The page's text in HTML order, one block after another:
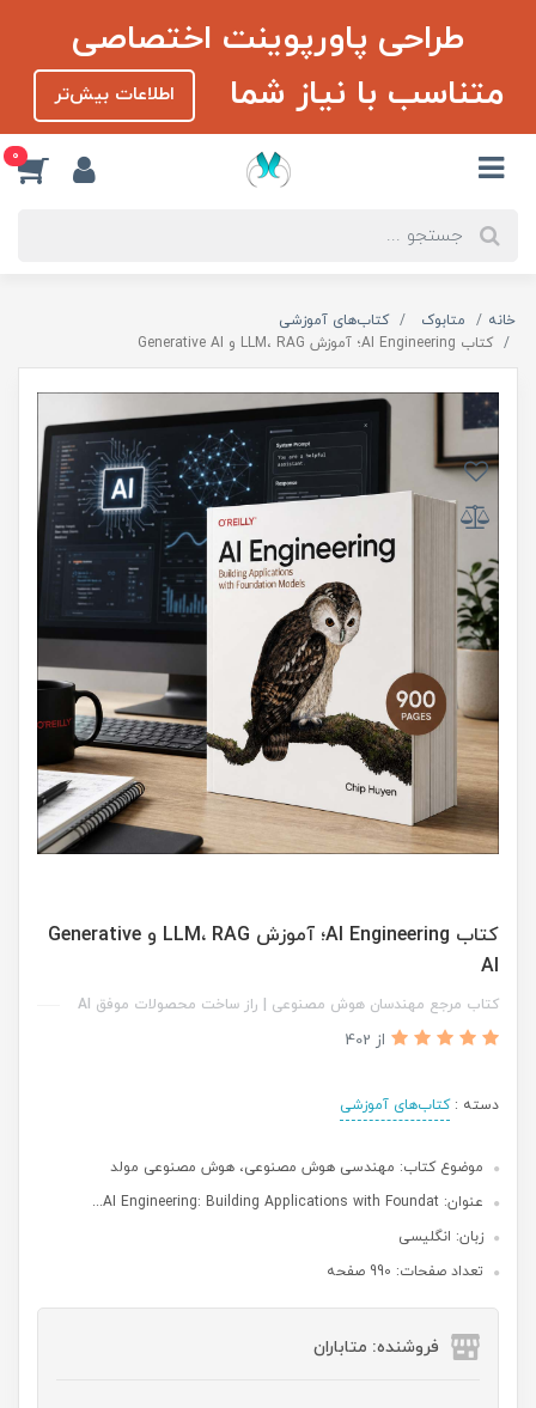
طراحی پاورپوینت اختصاصی
متناسب با نیاز شما
اطلاعات بیش‌تر
0
خانه متابوک
کتاب‌های آموزشی
کتاب AI Engineering؛ آموزش LLM، RAG و Generative AI
کتاب AI Engineering؛ آموزش LLM، RAG و Generative
AI
کتاب مرجع مهندسان هوش مصنوعی | راز ساخت محصولات موفق AI
از 402
دسته :کتاب‌های آموزشی
موضوع کتاب: مهندسی هوش مصنوعی، هوش مصنوعی مولد
عنوان: AI Engineering: Building Applications with Foundat...
زبان: انگلیسی
تعداد صفحات: 990 صفحه
فروشنده: متاباران